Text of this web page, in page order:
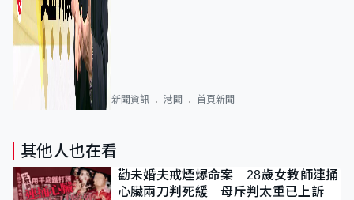
新聞資訊 港聞 首頁新聞
其他人也在看
勸未婚夫戒煙爆命案 28歲女教師連捅
心臟兩刀判死緩 母斥判太重已上訴